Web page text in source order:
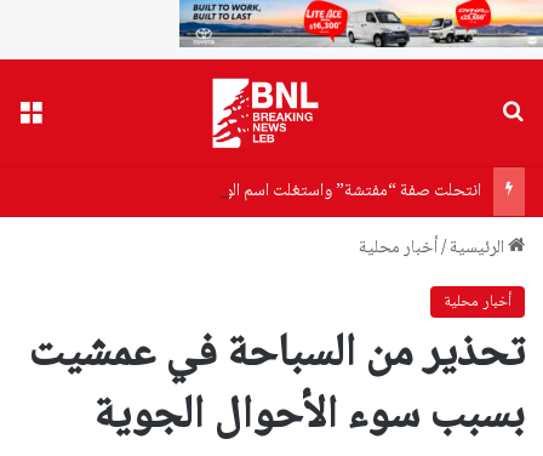
الرئيسية/أخبار محلية
أخبار محلية
تحذير من السباحة في عمشيت
بسبب سوء الأحوال الجوية